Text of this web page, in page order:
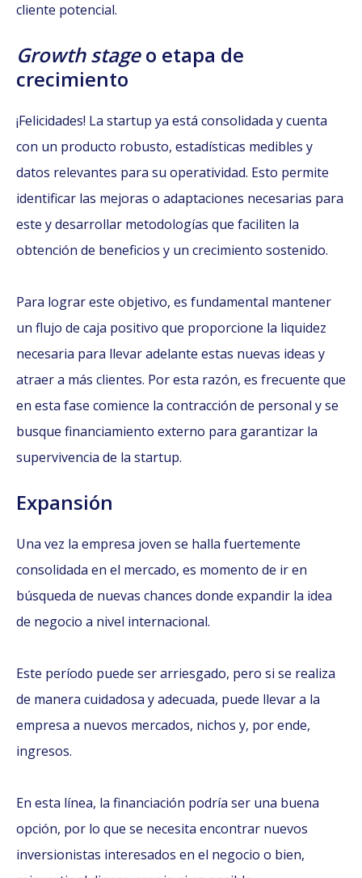
cliente potencial.
Growth stageo etapa de
crecimiento
¡Felicidades! La startup ya está consolidada y cuenta
con un producto robusto, estadísticas medibles y
datos relevantes para su operatividad. Esto permite
identificar las mejoras o adaptaciones necesarias para
este y desarrollar metodologías que faciliten la
obtención de beneficios y un crecimiento sostenido.
Para lograr este objetivo, es fundamental mantener
un flujo de caja positivo que proporcione la liquidez
necesaria para llevar adelante estas nuevas ideas y
atraer a más clientes. Por esta razón, es frecuente que
en esta fase comience la contracción de personal y se
busque financiamiento externo para garantizar la
supervivencia de la startup.
Expansión
Una vez la empresa joven se halla fuertemente
consolidada en el mercado, es momento de ir en
búsqueda de nuevas chances donde expandir la idea
de negocio a nivel internacional.
Este período puede ser arriesgado, pero si se realiza
de manera cuidadosa y adecuada, puede llevar a la
empresa a nuevos mercados, nichos y, por ende,
ingresos.
En esta línea, la financiación podría ser una buena
opción, por lo que se necesita encontrar nuevos
inversionistas interesados en el negocio o bien,